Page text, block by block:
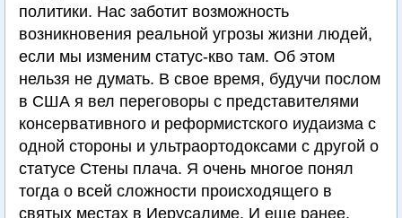
политики. Нас заботит возможность
возникновения реальной угрозы жизни людей,
если мы изменим статус-кво там. Об этом
нельзя не думать. В свое время, будучи послом
в США я вел переговоры с представителями
консервативного и реформистского иудаизма с
одной стороны и ультраортодоксами с другой о
статусе Стены плача. Я очень многое понял
тогда о всей сложности происходящего в
святых местах в Иерусалиме. И еще ранее,